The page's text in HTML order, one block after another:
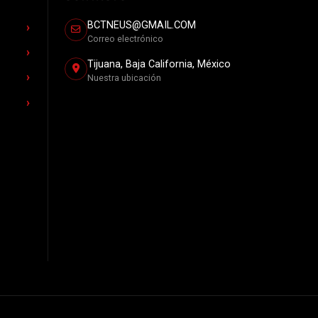
BCTNEUS@GMAIL.COM
Correo electrónico
Tijuana, Baja California, México
Nuestra ubicación